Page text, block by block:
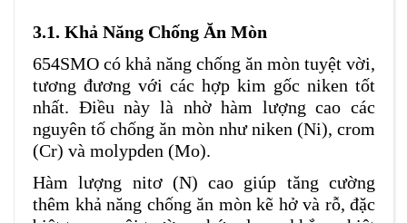
3.1. Khả Năng Chống Ăn Mòn
654SMO có khả năng chống ăn mòn tuyệt vời,
tương đương với các hợp kim gốc niken tốt
nhất. Điều này là nhờ hàm lượng cao các
nguyên tố chống ăn mòn như niken (Ni), crom
(Cr) và molypden (Mo)​​.
Hàm lượng nitơ (N) cao giúp tăng cường
thêm khả năng chống ăn mòn kẽ hở và rỗ, đặc